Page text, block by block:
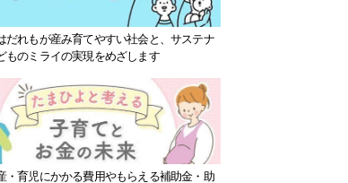
だれもが産み育てやすい社会と、サステナ
ものミライの実現をめざします
・育児にかかる費用やもらえる補助金・助